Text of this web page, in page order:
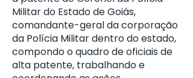
Militar do Estado de Goiás,
comandante-geral da corporação
da Polícia Militar dentro do estado,
compondo o quadro de oficiais de
alta patente, trabalhando e